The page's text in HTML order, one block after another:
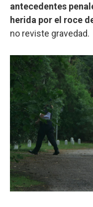
antecedentes
herida por el roce
no reviste gravedad.